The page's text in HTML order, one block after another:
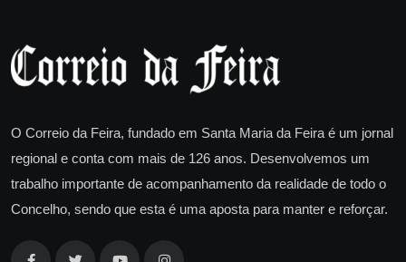
O Correio da Feira, fundado em Santa Maria da Feira é um jornal
regional e conta com mais de 126 anos. Desenvolvemos um
trabalho importante de acompanhamento da realidade de todo o
Concelho, sendo que esta é uma aposta para manter e reforçar.